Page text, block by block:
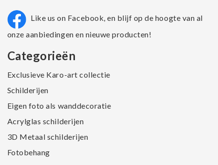
Like us on Facebook, en blijf op de hoogte van al
onze aanbiedingen en nieuwe producten!
Categorieën
Exclusieve Karo-art collectie
Schilderijen
Eigen foto als wanddecoratie
Acrylglas schilderijen
3D Metaal schilderijen
Fotobehang